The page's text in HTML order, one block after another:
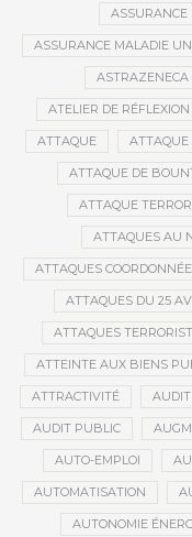
ASSURANCE
ASSURANCE MALADIE
ASTRAZENECA
ATELIER DE RÉFLEXION
ATTAQUE ATTAQUE
ATTAQUE DE
ATTAQUE
ATTAQUES AU
ATTAQUES
ATTAQUES DU 25
ATTAQUES
ATTEINTE AUX BIENS
ATTRACTIVITÉ AUDIT
AUDIT PUBLIC
AUTO-EMPLOI
AUTOMATISATION
AUTONOMIE